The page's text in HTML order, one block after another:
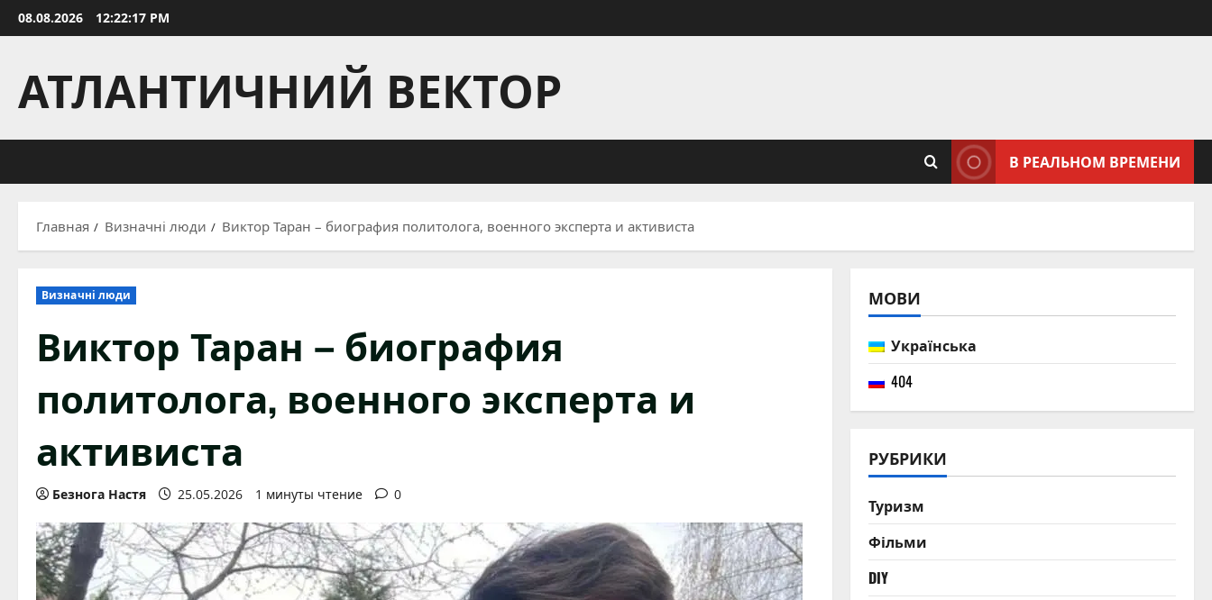
Перейти
к
08.08.2026 12:22:18 PM
АТЛАНТИЧНИЙ ВЕКТОР
В РЕАЛЬНОМ ВРЕМЕНИ
Главная Визначні люди Виктор Таран – биография политолога, военного эксперта и активиста
Визначні люди
Виктор Таран – биография
политолога, военного эксперта и
активиста
Безнога Настя 25.05.2026 1 минуты чтение 0
МОВИ
Українська
404
РУБРИКИ
Туризм
Фільми
DIY